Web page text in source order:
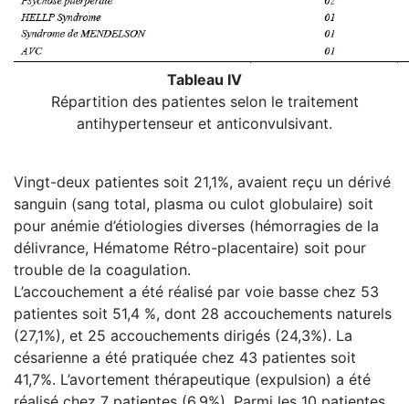
Tableau IV
Répartition des patientes selon le traitement
antihypertenseur et anticonvulsivant.
Vingt-deux patientes soit 21,1%, avaient reçu un dérivé
sanguin (sang total, plasma ou culot globulaire) soit
pour anémie d’étiologies diverses (hémorragies de la
délivrance, Hématome Rétro-placentaire) soit pour
trouble de la coagulation.
L’accouchement a été réalisé par voie basse chez 53
patientes soit 51,4 %, dont 28 accouchements naturels
(27,1%), et 25 accouchements dirigés (24,3%). La
césarienne a été pratiquée chez 43 patientes soit
41,7%. L’avortement thérapeutique (expulsion) a été